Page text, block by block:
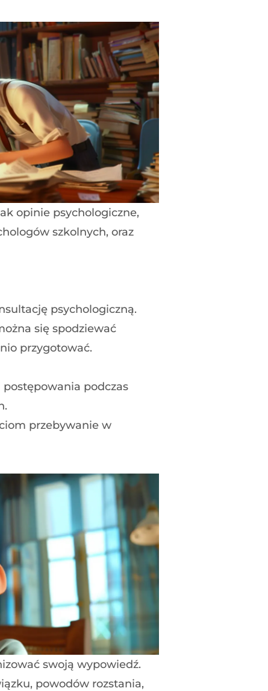
opinie psychologiczne,
szkolnych, oraz
psychologiczną.
się spodziewać
przygotować.
podczas
przebywanie w
swoją wypowiedź.
powodów rozstania,